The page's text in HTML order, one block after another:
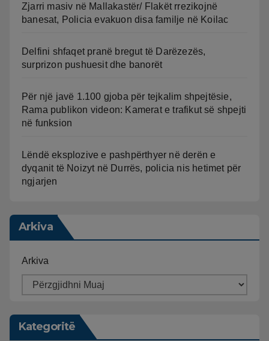
Zjarri masiv në Mallakastër/ Flakët rrezikojnë
banesat, Policia evakuon disa familje në Koilac
Delfini shfaqet pranë bregut të Darëzezës,
surprizon pushuesit dhe banorët
Për një javë 1.100 gjoba për tejkalim shpejtësie,
Rama publikon videon: Kamerat e trafikut së shpejti
në funksion
Lëndë eksplozive e pashpërthyer në derën e
dyqanit të Noizyt në Durrës, policia nis hetimet për
ngjarjen
Arkiva
Arkiva
Kategoritë